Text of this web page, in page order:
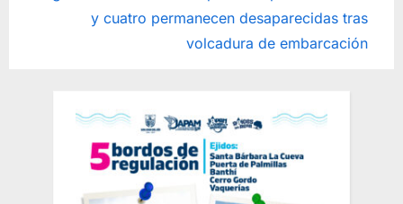
entradasy cuatro permanecen desaparecidas tras
volcadura de embarcación